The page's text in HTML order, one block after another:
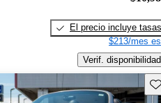
El precio incluye tasas
$213/mes
Verif. disponibilidad